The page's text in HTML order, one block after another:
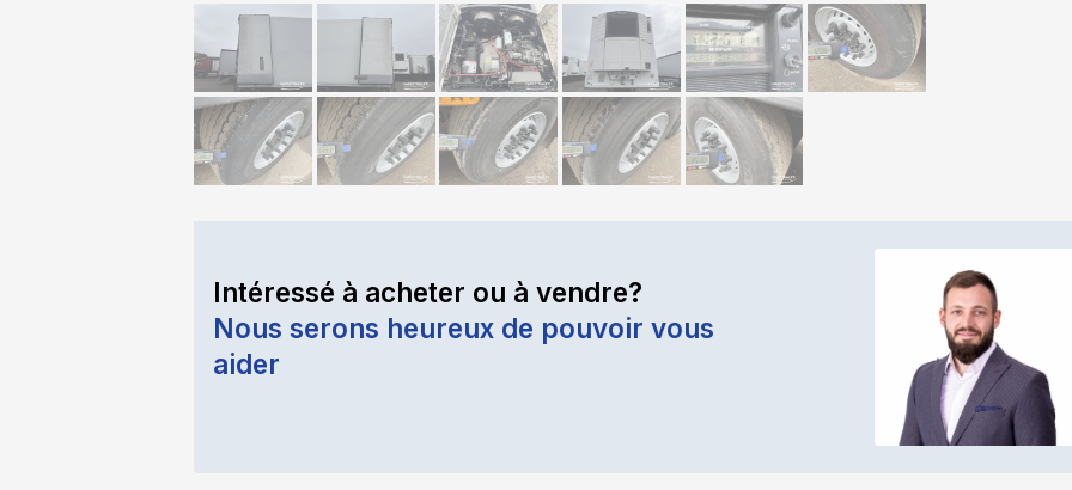
Intéressé à acheter ou à vendre?
Nous serons heureux de pouvoir vous
aider